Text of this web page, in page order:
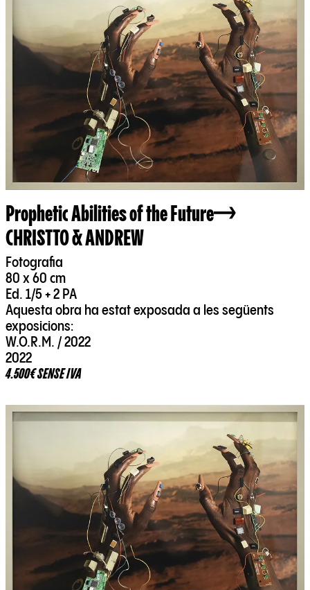
Prophetic Abilities of the Future
CHRISTTO & ANDREW
Fotografia
80 x 60 cm
Ed. 1/5 + 2 PA
Aquesta obra ha estat exposada a les següents
exposicions:
W.O.R.M. / 2022
2022
4.500€ SENSE IVA